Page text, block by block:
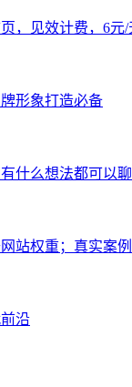
，见效计费，6元/
形象打造必备
什么想法都可以
站权重；真实案
沿